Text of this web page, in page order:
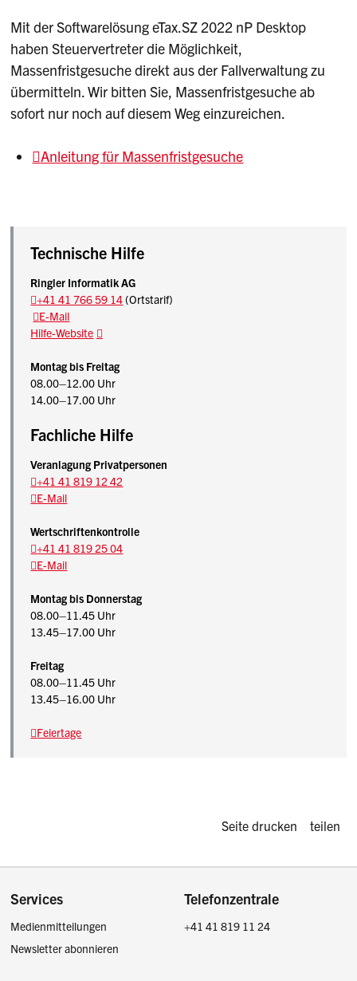
Mit der Softwarelösung eTax.SZ 2022 nP Desktop
haben Steuervertreter die Möglichkeit,
Massenfristgesuche direkt aus der Fallverwaltung zu
übermitteln. Wir bitten Sie, Massenfristgesuche ab
sofort nur noch auf diesem Weg einzureichen.
Anleitung für Massenfristgesuche
Sidebar
Technische Hilfe
Ringler Informatik AG
+41 41 766 59 14(Ortstarif)
E-Mail
Hilfe-Website
Montag bis Freitag
08.00–12.00 Uhr
14.00–17.00 Uhr
Fachliche Hilfe
Veranlagung Privatpersonen
+41 41 819 12 42
E-Mail
Wertschriftenkontrolle
+41 41 819 25 04
E-Mail
Montag bis Donnerstag
08.00–11.45 Uhr
13.45–17.00 Uhr
Freitag
08.00–11.45 Uhr
13.45–16.00 Uhr
Feiertage
Diese Seite
Seite drucken teilen
Footer
Services
Medienmitteilungen
Newsletter abonnieren
Telefonzentrale
+41 41 819 11 24